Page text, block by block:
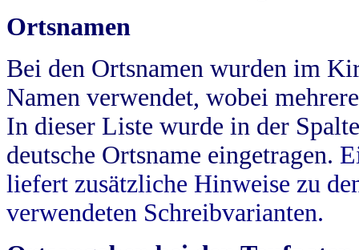
Ortsnamen
Bei den Ortsnamen wurden im
Namen verwendet, wobei
In dieser Liste wurde in der
deutsche Ortsname eingetragen.
liefert zusätzliche Hinweise zu
verwendeten Schreibvarianten.